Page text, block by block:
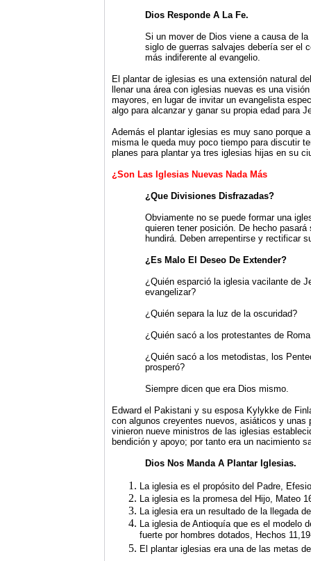
Dios Responde A La Fe.
Si un mover de Dios viene a causa de
siglo de guerras salvajes debería ser el
más indiferente al evangelio.
El plantar de iglesias es una extensión natural
llenar una área con iglesias nuevas es una
mayores, en lugar de invitar un evangelista
algo para alcanzar y ganar su propia edad para
Además el plantar iglesias es muy sano porque
misma le queda muy poco tiempo para discutir
planes para plantar ya tres iglesias hijas en su
¿Son Las Iglesias Nuevas Nada Más
¿Que Divisiones Disfrazadas?
Obviamente no se puede formar una
quieren tener posición. De hecho
hundirá. Deben arrepentirse y rectificar
¿Es Malo El Deseo De Extender?
¿Quién esparció la iglesia vacilante de
evangelizar?
¿Quién separa la luz de la oscuridad?
¿Quién sacó a los protestantes de
¿Quién sacó a los metodistas, los
prosperó?
Siempre dicen que era Dios mismo.
Edward el Pakistani y su esposa Kylykke de
con algunos creyentes nuevos, asiáticos y
vinieron nueve ministros de las iglesias
bendición y apoyo; por tanto era un nacimiento
Dios Nos Manda A Plantar Iglesias.
La iglesia es el propósito del Padre,
La iglesia es la promesa del Hijo, Mateo
La iglesia era un resultado de la llegada
La iglesia de Antioquía que es el modelo
fuerte por hombres dotados, Hechos
El plantar iglesias era una de las metas